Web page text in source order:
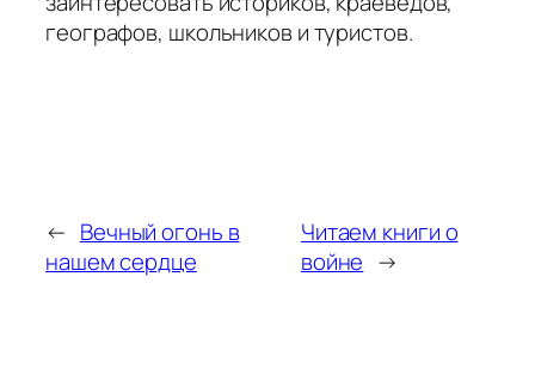
географов, школьников и туристов.
← Вечный огонь в
нашем сердце
Читаем книги о
войне →